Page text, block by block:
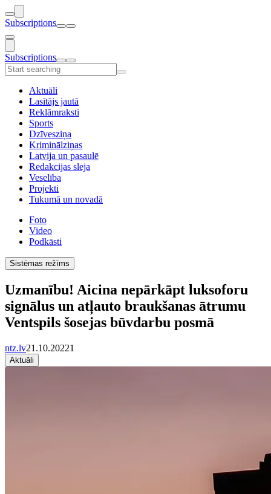
Subscriptions
Subscriptions
Aktuāli
Lasītājs jautā
Reklāmraksti
Sports
Dzīvesziņa
Kriminālziņas
Latvija un pasaulē
Redakcijas sleja
Veselība
Projekti
Tukumā un novadā
Foto
Video
Podkāsti
Sistēmas režīms
Uzmanību! Aicina nepārkāpt luksoforu
signālus un atļauto braukšanas ātrumu
Ventspils šosejas būvdarbu posmā
ntz.lv21.10.20221
Aktuāli